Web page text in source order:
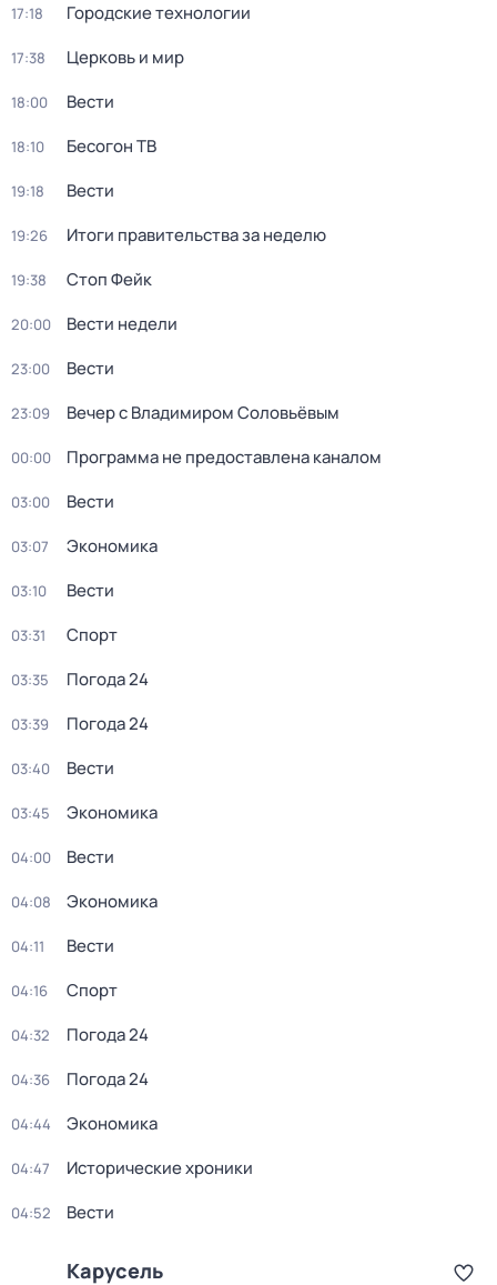
17:18 Городские технологии
17:38 Церковь и мир
18:00 Вести
18:10 Бесогон ТВ
19:18 Вести
19:26 Итоги правительства за неделю
19:38 Стоп Фейк
20:00 Вести недели
23:00 Вести
23:09 Вечер с Владимиром Соловьёвым
00:00 Программа не предоставлена каналом
03:00 Вести
03:07 Экономика
03:10 Вести
03:31 Спорт
03:35 Погода 24
03:39 Погода 24
03:40 Вести
03:45 Экономика
04:00 Вести
04:08 Экономика
04:11 Вести
04:16 Спорт
04:32 Погода 24
04:36 Погода 24
04:44 Экономика
04:47 Исторические хроники
04:52 Вести
Карусель